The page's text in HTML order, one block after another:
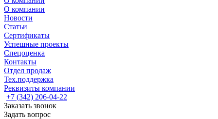
О компании
Новости
Статьи
Сертификаты
Успешные проекты
Спецоценка
Контакты
Отдел продаж
Тех.поддержка
Реквизиты компании
+7 (342) 206-04-22
Заказать звонок
Задать вопрос